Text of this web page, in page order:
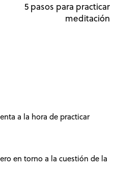
5 pasos para practicar
meditación
a la hora de practicar
en torno a la cuestión de la